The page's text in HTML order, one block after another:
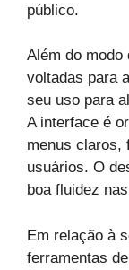
público.
Além do modo
voltadas para
seu uso para
A interface é
menus claros,
usuários. O
boa fluidez
Em relação à
ferramentas